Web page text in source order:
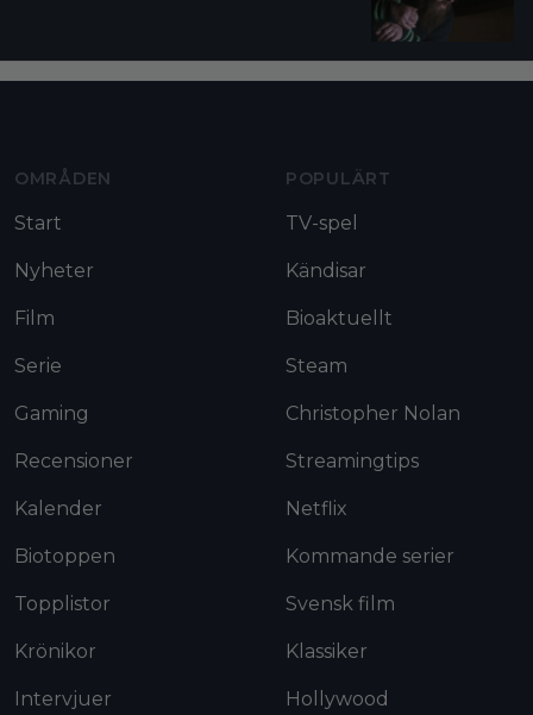
OMRÅDEN
Start
Nyheter
Film
Serie
Gaming
Recensioner
Kalender
Biotoppen
Topplistor
Krönikor
Intervjuer
POPULÄRT
TV-spel
Kändisar
Bioaktuellt
Steam
Christopher Nolan
Streamingtips
Netflix
Kommande serier
Svensk film
Klassiker
Hollywood